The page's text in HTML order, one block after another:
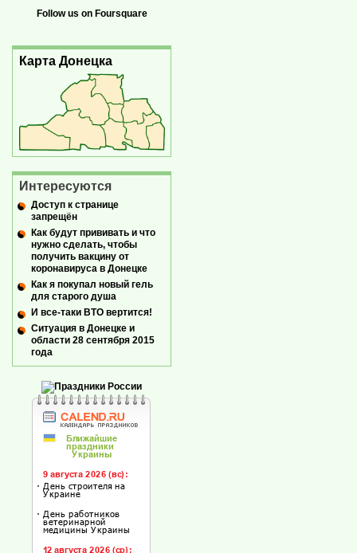
Follow us on Foursquare
Карта Донецка
Интересуются
Доступ к странице
запрещён
Как будут прививать и что
нужно сделать, чтобы
получить вакцину от
коронавируса в Донецке
Как я покупал новый гель
для старого душа
И все-таки ВТО вертится!
Ситуация в Донецке и
области 28 сентября 2015
года